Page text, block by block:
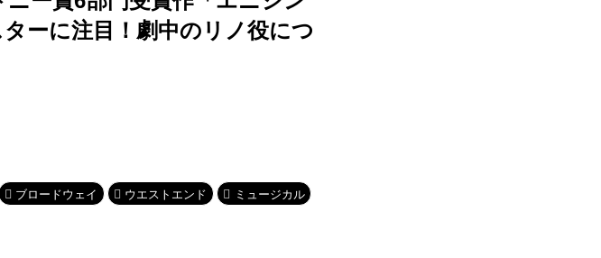
ーに注目！劇中のリノ役につ
ブロードウェイ ウエストエンド ミュージカル